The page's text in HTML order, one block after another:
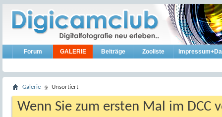
Forum GALERIE Beiträge Zooliste
Galerie Unsortiert
Wenn Sie zum ersten Mal im DCC